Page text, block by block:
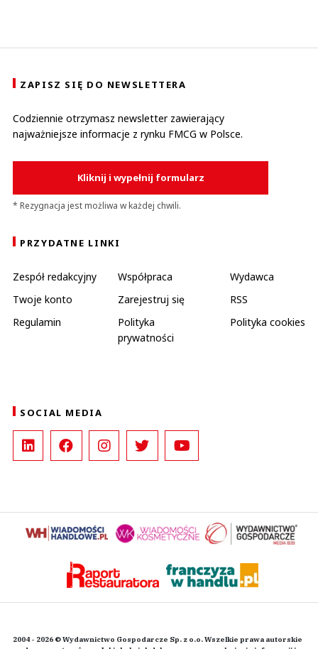
ZAPISZ SIĘ DO NEWSLETTERA
Codziennie otrzymasz newsletter zawierający
najważniejsze informacje z rynku FMCG w Polsce.
Kliknij i wypełnij formularz
* Rezygnacja jest możliwa w każdej chwili.
PRZYDATNE LINKI
Zespół redakcyjny Współpraca
Wydawca
Twoje konto
Zarejestruj się
RSS
Regulamin
Polityka
prywatności
Polityka cookies
SOCIAL MEDIA
2004 - 2026 © Wydawnictwo Gospodarcze Sp. z o.o. Wszelkie prawa autorskie